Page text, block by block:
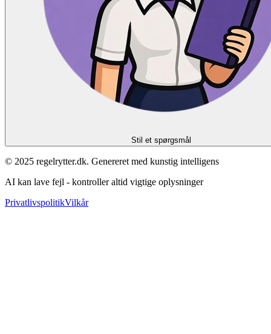
Stil et spørgsmål
© 2025 regelrytter.dk. Genereret med kunstig intelligens
AI kan lave fejl - kontroller altid vigtige oplysninger
PrivatlivspolitikVilkår